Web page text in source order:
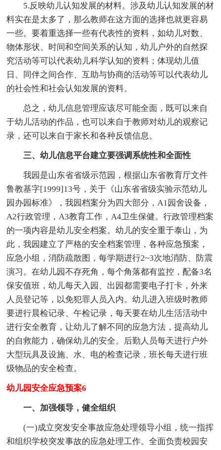
5.反映幼儿认知发展的材料。涉及幼儿认知发展的材
料实在是太多了，那么教师在这方面的选择也就更容易
一些。要着重选择一些有代表性的资料，如幼儿对数、
物体形状、时间和空间关系的认知，幼儿户外的自然探
究活动等可以代表幼儿科学认知的资料；体现幼儿值
日、同伴之间合作、互助与协商的活动等可以代表幼儿
的社会性和社会认知发展的资料。
总之，幼儿信息管理应该尽可能全面，既可以来自
于幼儿活动的作品，也可以来自于教师对幼儿的观察记
录，还可以来自于家长和各种反馈信息。
三、幼儿信息平台建立要强调系统性和全面性
我园是山东省省级示范园，根据山东省教育厅文件
鲁教基字[1999]13号，关于《山东省省级实验示范幼儿
园办园标准》，我园档案分为四大部分，A1园舍设备，
A2行政管理，A3教育工作，A4卫生保健。行政管理档案
的一项内容是幼儿安全档案。幼儿的安全重于泰山，为
此，我园建立了严格的安全档案管理，各种应急预案，
应急小组，消防疏散图，每学期进行2~3次地消防、防震
演习。在幼儿园不存死角，每个角落都有监控，配备3名
保安值班，幼儿每天入园、出园都需要电子打卡，外来
人员登记等，以免犯罪人员入内。幼儿进入班级时教师
要进行晨检记录、午检记录，每天要在幼儿生活活动中
进行安全教育，让幼儿了解不同的应急方法，提高幼儿
的自救能力，确保幼儿的安全。后勤人员每天进行户外
大型玩具及设施、水、电的检查记录，班长每天进行班
级物品的安全检查。
幼儿园安全应急预案6
一、加强领导，健全组织
(一)成立突发安全事故应急处理领导小组，统一指挥
和组织学校突发事故的应急处理工作。全面负责校园安